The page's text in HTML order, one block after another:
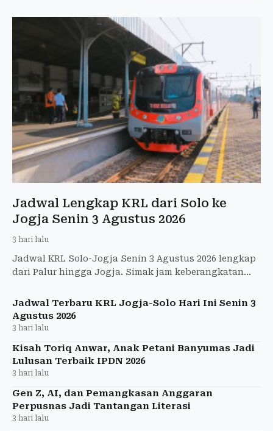
Jadwal Lengkap KRL dari Solo ke
Jogja Senin 3 Agustus 2026
3 hari lalu
Jadwal KRL Solo-Jogja Senin 3 Agustus 2026 lengkap
dari Palur hingga Jogja. Simak jam keberangkatan
Jadwal Terbaru KRL Jogja-Solo Hari Ini Senin 3
Agustus 2026
3 hari lalu
Kisah Toriq Anwar, Anak Petani Banyumas Jadi
Lulusan Terbaik IPDN 2026
3 hari lalu
Gen Z, AI, dan Pemangkasan Anggaran
Perpusnas Jadi Tantangan Literasi
3 hari lalu